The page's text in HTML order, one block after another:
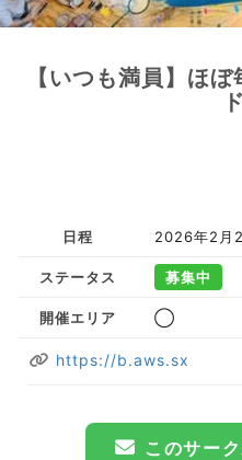
【いつも満員】ほ
日程 2026年2月
ステータス 募集中
開催エリア ◯
https://b.aws.sx
このサー